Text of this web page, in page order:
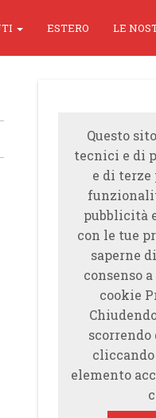
ESTERO LE
Questo
tecnici e di
e di terze
pubblicità
con le tue
saperne
consenso
cookie
scorrendo
elemento